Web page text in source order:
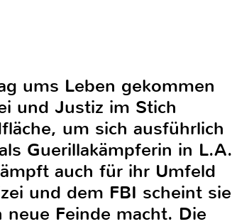
ums Leben gekommen
und Justiz im Stich
um sich ausführlich
Guerillakämpferin in L.A.
auch für ihr Umfeld
und dem FBI scheint sie
Feinde macht. Die